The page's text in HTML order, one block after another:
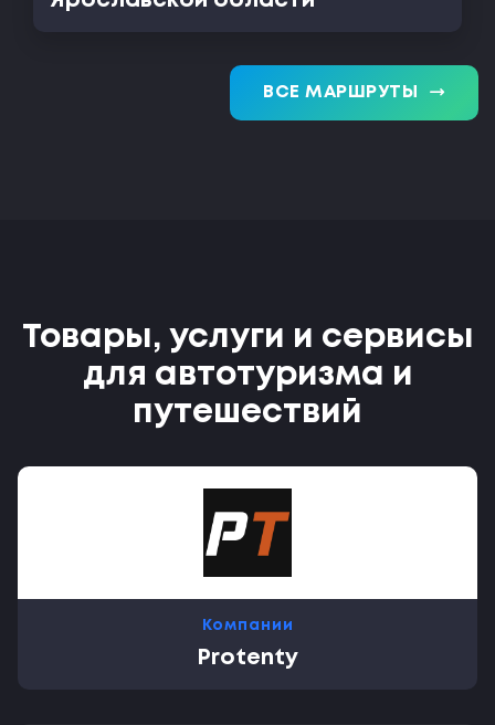
ВСЕ МАРШРУТЫ trending_flat
Товары, услуги и сервисы
для автотуризма и
путешествий
Компании
Protenty